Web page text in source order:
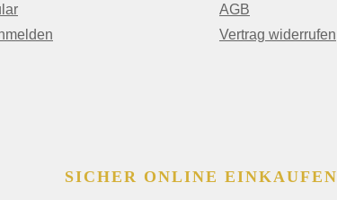
AGB
Vertrag widerrufen
SICHER ONLINE EINKAUFEN